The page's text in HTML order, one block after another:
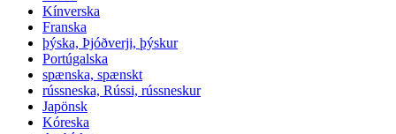
Kínverska
Franska
þýska, Þjóðverji, þýskur
Portúgalska
spænska, spænskt
rússneska, Rússi, rússneskur
Japönsk
Kóreska